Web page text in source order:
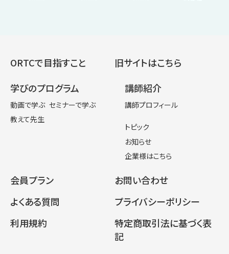
ORTCで目指すこと
旧サイトはこちら
学びのプログラム
動画で学ぶ セミナーで学ぶ
教えて先生
講師紹介
講師プロフィール
トピック
お知らせ
企業様はこちら
会員プラン
お問い合わせ
よくある質問
プライバシーポリシー
利用規約
特定商取引法に基づく表
記